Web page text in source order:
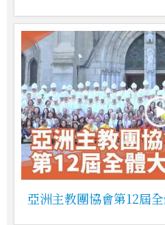
亞洲主教團協會第12屆